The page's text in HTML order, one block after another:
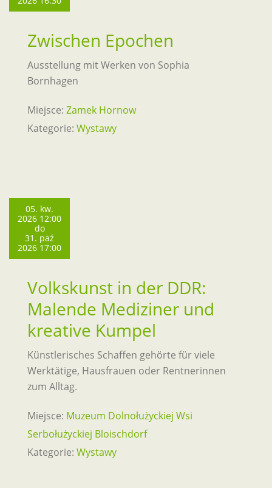
Zwischen Epochen
Ausstellung mit Werken von Sophia
Bornhagen
Miejsce: Zamek Hornow
Kategorie: Wystawy
05. kw.
2026 12:00
do
31. paź
2026 17:00
Volkskunst in der DDR:
Malende Mediziner und
kreative Kumpel
Künstlerisches Schaffen gehörte für viele
Werktätige, Hausfrauen oder Rentnerinnen
zum Alltag.
Miejsce: Muzeum Dolnołużyckiej Wsi
Serbołużyckiej Bloischdorf
Kategorie: Wystawy